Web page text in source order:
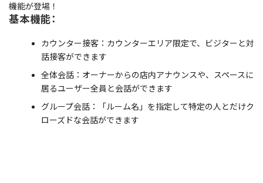
機能が登場！
基本機能：
カウンター接客：カウンターエリア限定で、ビジターと対
話接客ができます
全体会話：オーナーからの店内アナウンスや、スペースに
居るユーザー全員と会話ができます
グループ会話：「ルーム名」を指定して特定の人とだけク
ローズドな会話ができます